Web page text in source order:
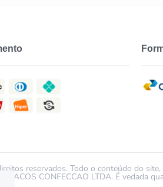
reservados. Todo o conteúdo do
LACOS CONFECCAO LTDA. É vedada